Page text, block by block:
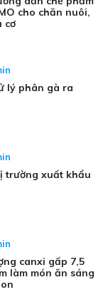
cho chăn nuôi,
cơ
lý phân gà ra
trường xuất khẩu
canxi gấp 7,5
làm món ăn sáng